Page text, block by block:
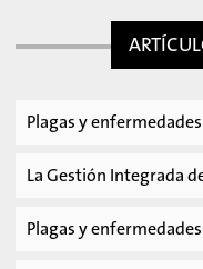
Plagas y
La Gestión Integrada
Plagas y